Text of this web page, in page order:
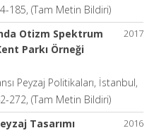
185, (Tam Metin Bildiri)
2017
Otizm Spektrum
Parkı Örneği
Peyzaj Politikaları, İstanbul,
272, (Tam Metin Bildiri)
2016
Tasarımı